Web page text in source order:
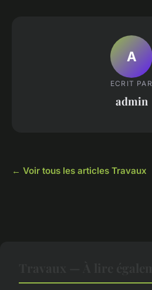
A
ECRIT PAR
admin
← Voir tous les articles Travaux